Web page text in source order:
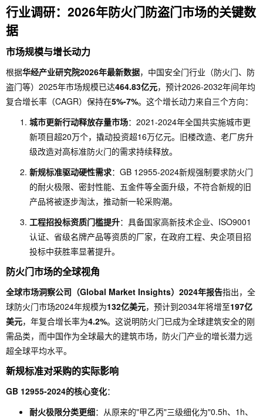
行业调研：2026年防火门防盗门市场的关键数
据
市场规模与增长动力
根据华经产业研究院2026年最新数据，中国安全门行业（防火门、防
盗门等）2025年市场规模已达464.83亿元，预计2026-2032年间年均
复合增长率（CAGR）保持在5%-7%。这个增长动力来自三个方向：
城市更新行动释放存量市场：2021-2024年全国共实施城市更
新项目超20万个，撬动投资超16万亿元。旧楼改造、老厂房升
级改造对高标准防火门的需求持续释放。
新规标准驱动硬性需求：GB 12955-2024新规强制要求防火门
的耐火极限、密封性能、五金件等全面升级，不符合新规的旧
产品将被逐步淘汰，推动新一轮采购潮。
工程招投标资质门槛提升：具备国家高新技术企业、ISO9001
认证、省级名牌产品等资质的厂家，在政府工程、央企项目招
投标中获胜率显著提升。
防火门市场的全球视角
全球市场洞察公司（Global Market Insights）2024年报告指出，全
球防火门市场2024年规模为132亿美元，预计到2034年将增至197亿
美元，年复合增长率为4.2%。这说明防火门已成为全球建筑安全的刚
需品类，而中国作为全球最大的建筑市场，防火门产业的增长潜力远
超全球平均水平。
新规标准对采购的实际影响
GB 12955-2024的核心变化：
耐火极限分类更细：从原来的"甲乙丙"三级细化为"0.5h、1h、